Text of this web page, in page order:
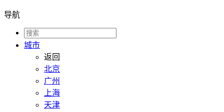
导航
城市
返回
北京
广州
上海
天津